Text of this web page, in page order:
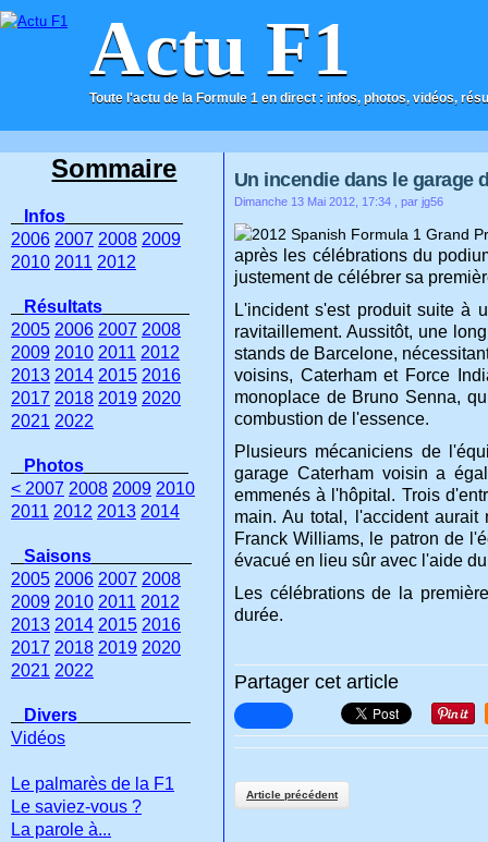
Actu F1
Toute l'actu de la Formule 1 en direct : infos, photos, vidéos,
ACCUEIL CONTACT
Un incendie dans le garage
Dimanche 13 Mai 2012, 17:34 , par jg56
après les célébrations du
justement de célébrer sa
L'incident s'est produit suite à
ravitaillement. Aussitôt, une
stands de Barcelone,
voisins, Caterham et Force
monoplace de Bruno Senna,
combustion de l'essence.
Plusieurs mécaniciens de
garage Caterham voisin a
emmenés à l'hôpital. Trois
main. Au total, l'accident
Franck Williams, le patron de
évacué en lieu sûr avec l'aide
Les célébrations de la
durée.
Partager cet article
Article précédent
Sommaire
Infos
2006 2007 2008 2009
2010 2011 2012
Résultats
2005 2006 2007 2008
2009 2010 2011 2012
2013 2014 2015 2016
2017 2018 2019 2020
2021 2022
Photos
< 2007 2008 2009 2010
2011 2012 2013 2014
Saisons
2005 2006 2007 2008
2009 2010 2011 2012
2013 2014 2015 2016
2017 2018 2019 2020
2021 2022
Divers
Vidéos
Le palmarès de la F1
Le saviez-vous ?
La parole à...